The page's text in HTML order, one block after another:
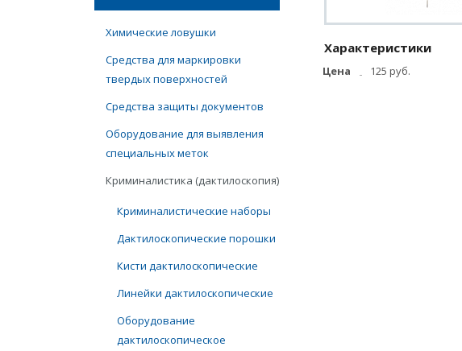
Химические ловушки
Средства для маркировки
твердых поверхностей
Средства защиты документов
Оборудование для выявления
специальных меток
Криминалистика (дактилоскопия)
Криминалистические наборы
Дактилоскопические порошки
Кисти дактилоскопические
Линейки дактилоскопические
Оборудование
дактилоскопическое
Характеристики
Цена 125 руб.